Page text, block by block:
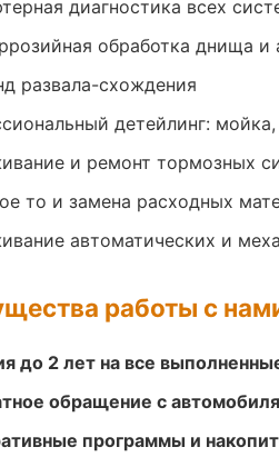
диагностика всех
обработка днища и
развала-схождения
детейлинг:
и ремонт тормозных
то и замена расходных
автоматических и
работы с
до 2 лет на все
обращение с
программы и